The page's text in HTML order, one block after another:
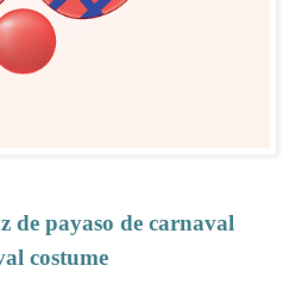
de payaso de carnaval
costume